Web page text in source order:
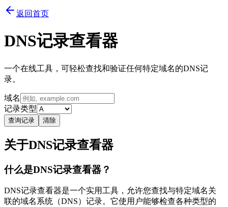
返回首页
DNS记录查看器
一个在线工具，可轻松查找和验证任何特定域名的DNS记
录。
域名
记录类型
查询记录 清除
关于DNS记录查看器
什么是DNS记录查看器？
DNS记录查看器是一个实用工具，允许您查找与特定域名关
联的域名系统（DNS）记录。它使用户能够检查各种类型的